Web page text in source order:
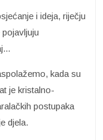
i ideja, riječju
kada su
je kristalno-
postupaka
djela.